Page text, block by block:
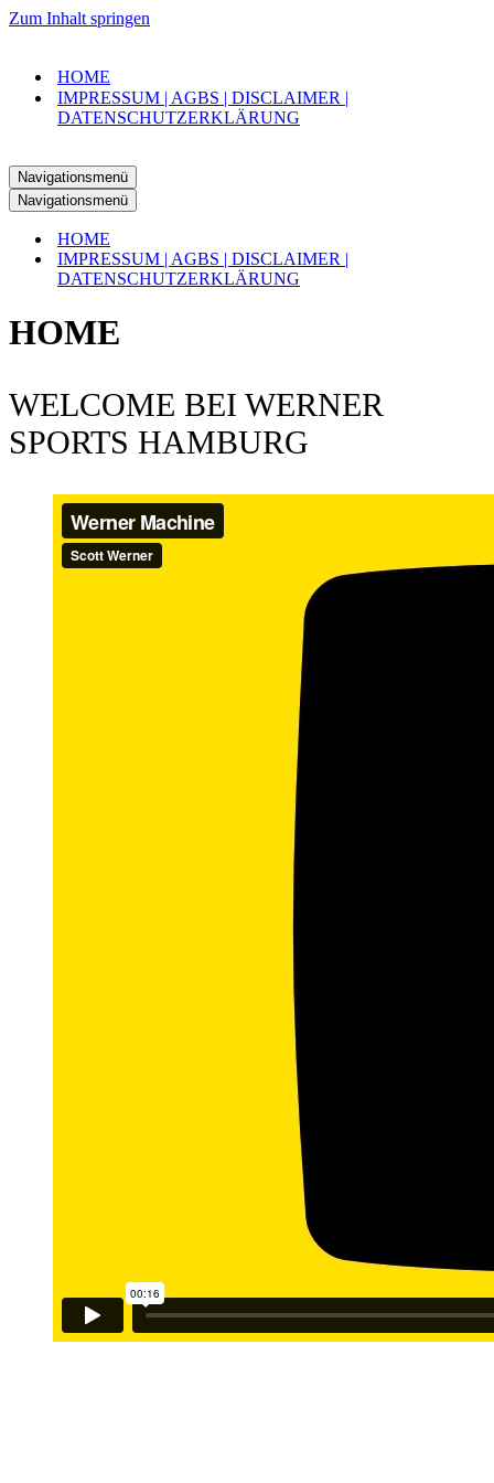
Zum Inhalt springen
HOME
IMPRESSUM | AGBS | DISCLAIMER |
DATENSCHUTZERKLÄRUNG
Navigationsmenü
Navigationsmenü
HOME
IMPRESSUM | AGBS | DISCLAIMER |
DATENSCHUTZERKLÄRUNG
HOME
WELCOME BEI WERNER
SPORTS HAMBURG